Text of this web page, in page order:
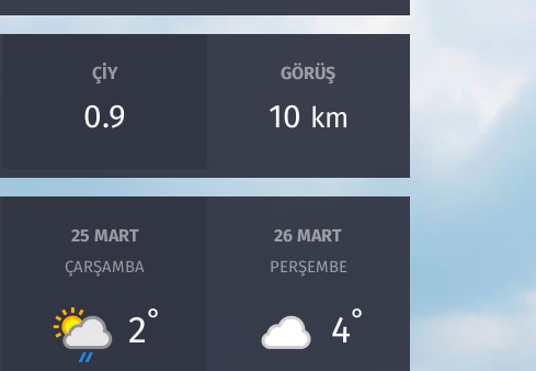
ÇIY
0.9
GÖRÜŞ
10 km
25 MART
ÇARŞAMBA
2°
26 MART
PERŞEMBE
4°